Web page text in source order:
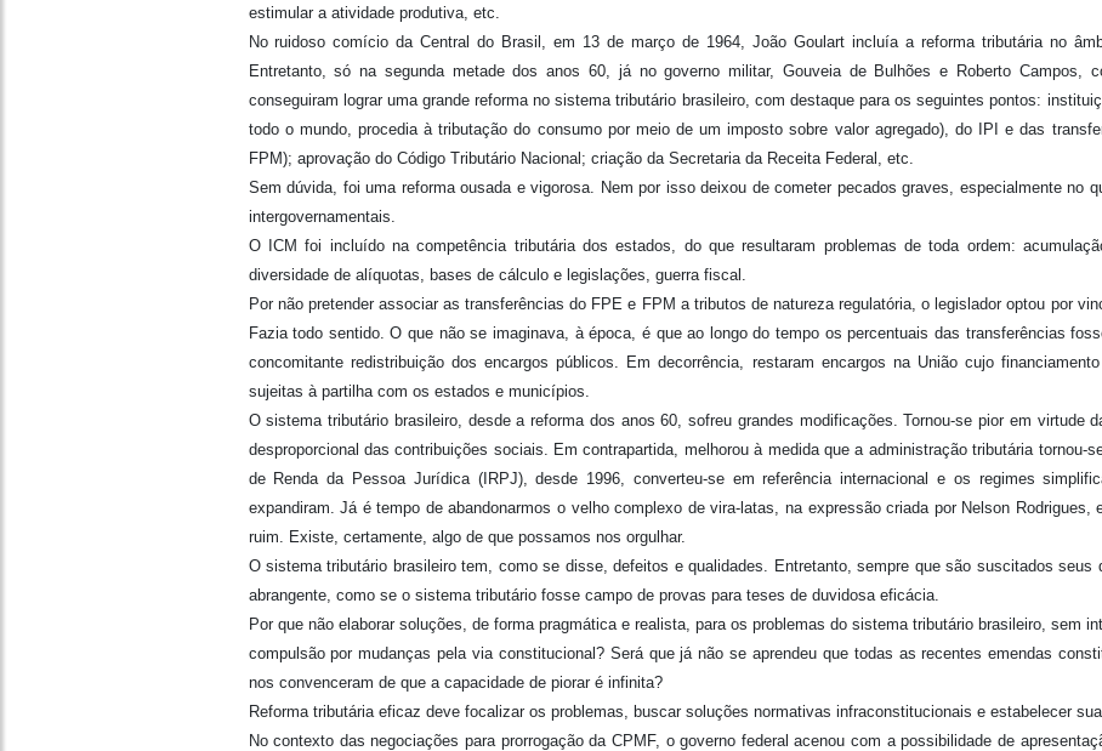
estimular a atividade produtiva, etc.
No ruidoso comício da Central do Brasil, em 13 de março de 1964, João Goulart incluía a reforma tributária no
Entretanto, só na segunda metade dos anos 60, já no governo militar, Gouveia de Bulhões e Roberto Campos,
conseguiram lograr uma grande reforma no sistema tributário brasileiro, com destaque para os seguintes pontos:
todo o mundo, procedia à tributação do consumo por meio de um imposto sobre valor agregado), do IPI e das
FPM); aprovação do Código Tributário Nacional; criação da Secretaria da Receita Federal, etc.
Sem dúvida, foi uma reforma ousada e vigorosa. Nem por isso deixou de cometer pecados graves, especialmente no
intergovernamentais.
O ICM foi incluído na competência tributária dos estados, do que resultaram problemas de toda ordem:
diversidade de alíquotas, bases de cálculo e legislações, guerra fiscal.
Por não pretender associar as transferências do FPE e FPM a tributos de natureza regulatória, o legislador optou por
Fazia todo sentido. O que não se imaginava, à época, é que ao longo do tempo os percentuais das transferências
concomitante redistribuição dos encargos públicos. Em decorrência, restaram encargos na União cujo
sujeitas à partilha com os estados e municípios.
O sistema tributário brasileiro, desde a reforma dos anos 60, sofreu grandes modificações. Tornou-se pior em virtude
desproporcional das contribuições sociais. Em contrapartida, melhorou à medida que a administração tributária tornou-
de Renda da Pessoa Jurídica (IRPJ), desde 1996, converteu-se em referência internacional e os regimes
expandiram. Já é tempo de abandonarmos o velho complexo de vira-latas, na expressão criada por Nelson
ruim. Existe, certamente, algo de que possamos nos orgulhar.
O sistema tributário brasileiro tem, como se disse, defeitos e qualidades. Entretanto, sempre que são suscitados seus
abrangente, como se o sistema tributário fosse campo de provas para teses de duvidosa eficácia.
Por que não elaborar soluções, de forma pragmática e realista, para os problemas do sistema tributário brasileiro, sem
compulsão por mudanças pela via constitucional? Será que já não se aprendeu que todas as recentes emendas
nos convenceram de que a capacidade de piorar é infinita?
Reforma tributária eficaz deve focalizar os problemas, buscar soluções normativas infraconstitucionais e estabelecer sua
No contexto das negociações para prorrogação da CPMF, o governo federal acenou com a possibilidade de